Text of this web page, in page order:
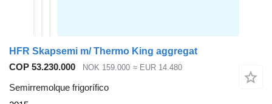
HFR Skapsemi m/ Thermo King aggregat
COP 53.230.000
NOK 159.000 ≈ EUR 14.480
Semirremolque frigorífico